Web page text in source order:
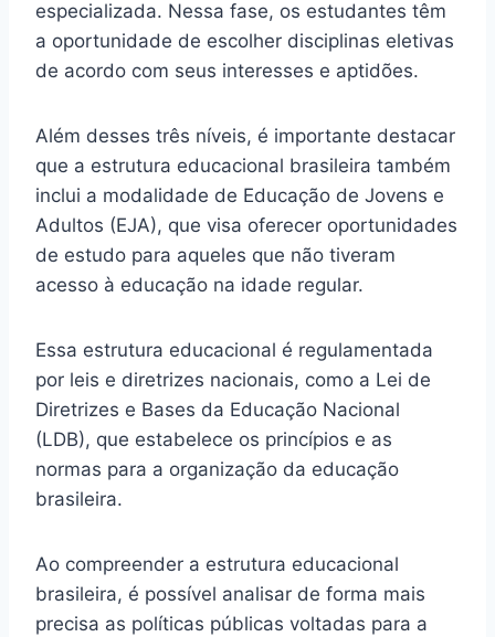
especializada. Nessa fase, os estudantes têm
a oportunidade de escolher disciplinas eletivas
de acordo com seus interesses e aptidões.
Além desses três níveis, é importante destacar
que a estrutura educacional brasileira também
inclui a modalidade de Educação de Jovens e
Adultos (EJA), que visa oferecer oportunidades
de estudo para aqueles que não tiveram
acesso à educação na idade regular.
Essa estrutura educacional é regulamentada
por leis e diretrizes nacionais, como a Lei de
Diretrizes e Bases da Educação Nacional
(LDB), que estabelece os princípios e as
normas para a organização da educação
brasileira.
Ao compreender a estrutura educacional
brasileira, é possível analisar de forma mais
precisa as políticas públicas voltadas para a